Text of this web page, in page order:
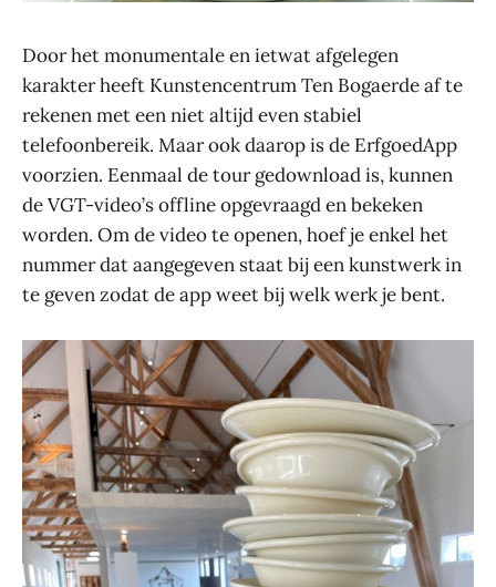
Door het monumentale en ietwat afgelegen
karakter heeft Kunstencentrum Ten Bogaerde af te
rekenen met een niet altijd even stabiel
telefoonbereik. Maar ook daarop is de ErfgoedApp
voorzien. Eenmaal de tour gedownload is, kunnen
de VGT-video’s offline opgevraagd en bekeken
worden. Om de video te openen, hoef je enkel het
nummer dat aangegeven staat bij een kunstwerk in
te geven zodat de app weet bij welk werk je bent.